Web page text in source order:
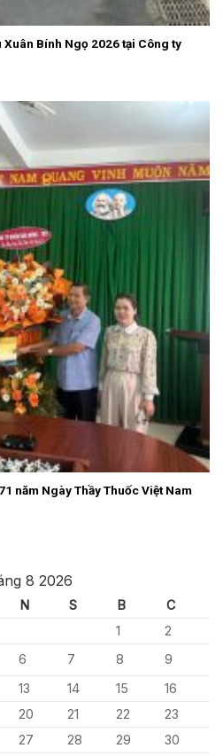
Xuân Bính Ngọ 2026 tại Công ty
năm Ngày Thầy Thuốc Việt Nam
8 2026
N S B
C
1
2
6 7 8
9
13 14 15
16
20 21 22
23
27 28 29
30